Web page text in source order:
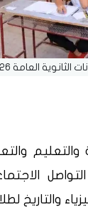
الثانوية العامة 2026
والتعليم
والتاريخ